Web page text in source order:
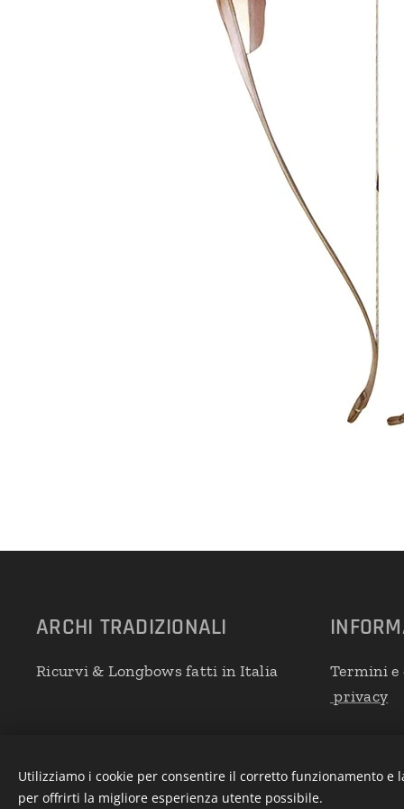
ARCHI TRADIZIONALI
Ricurvi & Longbows fatti in Italia
Termini e
privacy
Utilizziamo i cookie per consentire il corretto funzionamento e
per offrirti la migliore esperienza utente possibile.